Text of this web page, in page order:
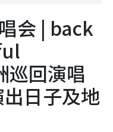
会 | back
回演唱
日子及地